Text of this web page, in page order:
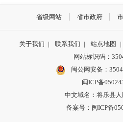
省级网站 省市政府
关于我们 | 联系我们 | 站点地图 |
网站标识码：
闽公网安备：
闽ICP备
中文域名：将乐县
备案号：闽ICP备